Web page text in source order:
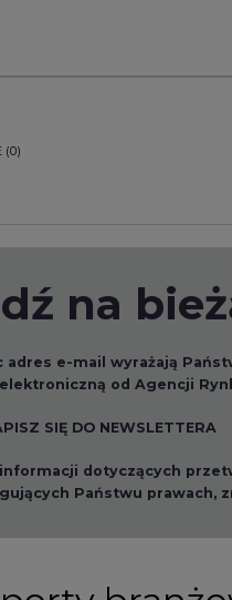
adres e-mail wyrażają
elektroniczną od Agencji
SIĘ DO NEWSLETTERA
01 14:30
Górnym Śląsku
(raport)